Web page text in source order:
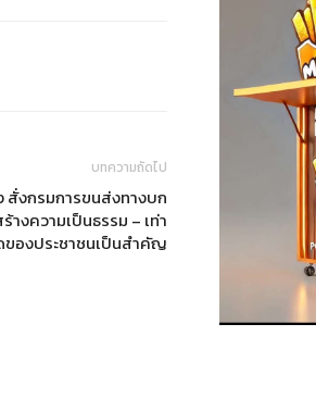
บทความถัดไป
สั่งกรมการขนส่งทางบก
งความเป็นธรรม – เท่า
องประชาชนเป็นสำคัญ